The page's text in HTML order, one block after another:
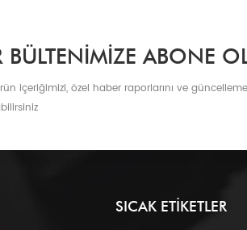
BÜLTENIMIZE ABONE
içeriğimizi, özel haber raporlarını ve
SICAK ETIKETLER